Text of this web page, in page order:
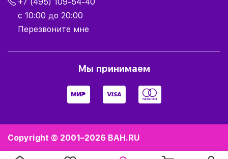
с 10:00 до 20:00
Перезвоните мне
Мы принимаем
Copyright © 2001–2026 BAH.RU